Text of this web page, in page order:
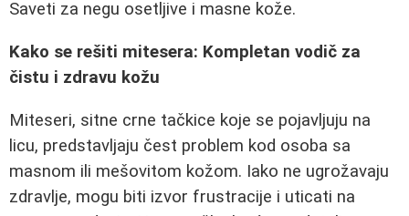
Saveti za negu osetljive i masne kože.
Kako se rešiti mitesera: Kompletan vodič za
čistu i zdravu kožu
Miteseri, sitne crne tačkice koje se pojavljuju na
licu, predstavljaju čest problem kod osoba sa
masnom ili mešovitom kožom. Iako ne ugrožavaju
zdravlje, mogu biti izvor frustracije i uticati na